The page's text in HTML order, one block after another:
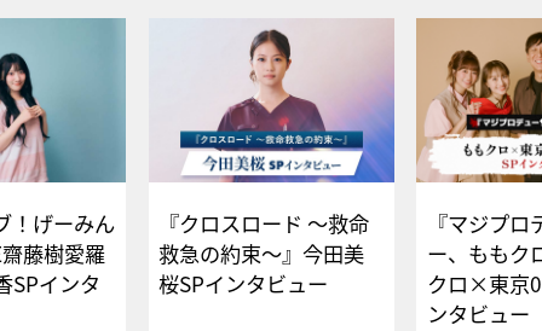
！げーみん
藤樹愛羅
SPインタ
『クロスロード ～救命
救急の約束～』今田美
桜SPインタビュー
『マジプロ
ー、ももク
クロ×東京
ンタビュー